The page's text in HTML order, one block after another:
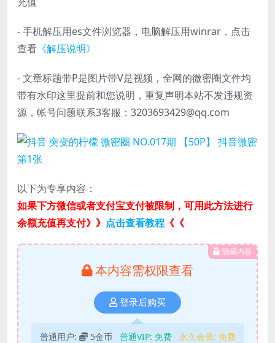
- 手机解压用es文件浏览器，电脑解压用winrar，点击
查看 《解压说明》
- 文章标题带P是图片带V是视频，全网的微密圈文件均
带有水印这里提前和您说明，重复声明本站不发违规资
源，帐号问题联系3客服：3203693429@qq.com
以下为专享内容：
如果下方微信或者支付宝支付被限制，可用此方法进行
余额充值再支付》》 点击查看教程 《《
隐藏内容
本内容需权限查看
登录后购买
普通用户: 5金币 普通VIP: 免费 永久会员: 免费